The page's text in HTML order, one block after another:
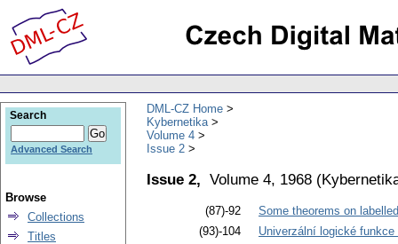
DML-CZ Home
Kybernetika
Volume 4
Issue 2
Issue 2, Volume 4, 1968 (
(87)-92
Some theorems on
(93)-104
Univerzální logické
Search
Advanced Search
Browse
Collections
Titles